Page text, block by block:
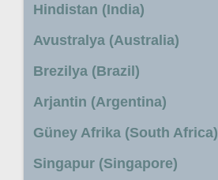
Hindistan (India)
Avustralya (Australia)
Brezilya (Brazil)
Arjantin (Argentina)
Güney Afrika (South Africa)
Singapur (Singapore)